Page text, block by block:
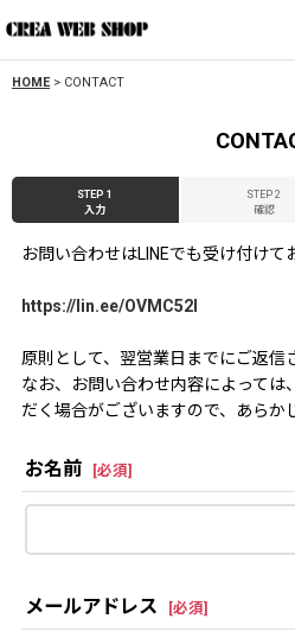
HOME > CONTACT
STEP 1
入力
STEP 2
確認
お問い合わせはLINEでも受け付けて
https://lin.ee/OVMC52l
原則として、翌営業日までにご返信
なお、お問い合わせ内容によっては
だく場合がございますので、あらか
お名前 [必須]
メールアドレス [必須]